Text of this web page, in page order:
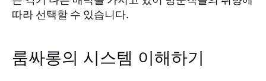
따라 선택할 수 있습니다.
룸싸롱의 시스템 이해하기